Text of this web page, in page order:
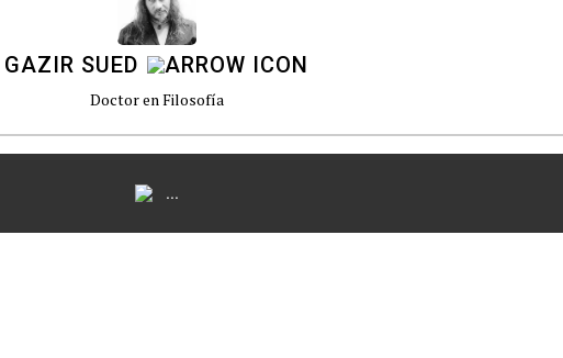
GAZIR SUED
Doctor en Filosofía
...